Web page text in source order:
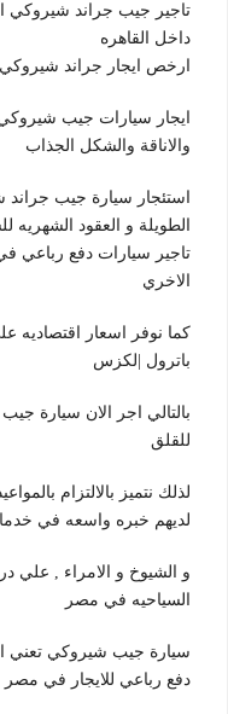
تاجير جيب جراند شيروكي
داخل القاهره
ارخص ايجار جراند شيروكي موديل
ايجار سيارات جيب
والاناقة والشكل الجذاب
الطويلة و العقود الشهريه
تاجير سيارات دفع رباعي
الاخري
كما نوفر اسعار اقتصاديه
باترول |لكزس
للقلق
لذلك نتميز بالالتزام
لديهم خبره واسعه في
و الشيوخ و الامراء , علي
السياحيه في مصر
سيارة جيب شيروكي تعني
دفع رباعي للايجار في مصر